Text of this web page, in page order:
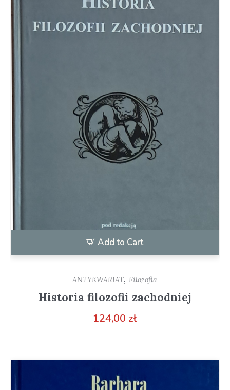
Add to Cart
ANTYKWARIAT, Filozofia
Historia filozofii zachodniej
124,00 zł